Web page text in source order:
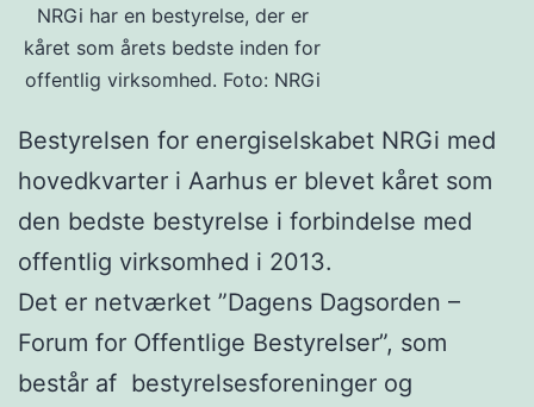
NRGi har en bestyrelse, der er
kåret som årets bedste inden for
offentlig virksomhed. Foto: NRGi
Bestyrelsen for energiselskabet NRGi med
hovedkvarter i Aarhus er blevet kåret som
den bedste bestyrelse i forbindelse med
offentlig virksomhed i 2013.
Det er netværket ”Dagens Dagsorden –
Forum for Offentlige Bestyrelser”, som
består af bestyrelsesforeninger og